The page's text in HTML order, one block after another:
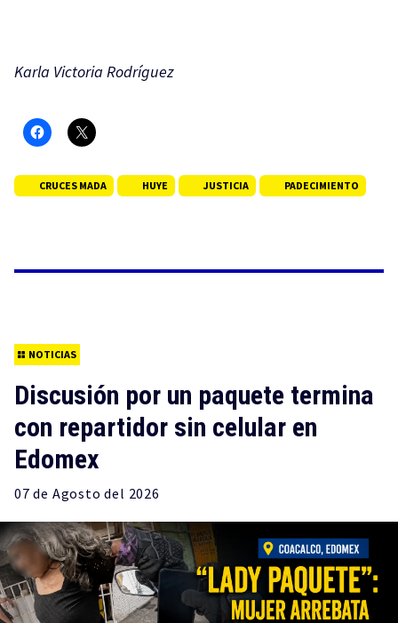
Karla Victoria Rodríguez
CRUCES MADA HUYE JUSTICIA PADECIMIENTO
NOTICIAS
Discusión por un paquete termina
con repartidor sin celular en
Edomex
07 de Agosto del 2026